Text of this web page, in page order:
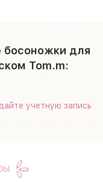
босоножки для
Tom.m:
учетную запись